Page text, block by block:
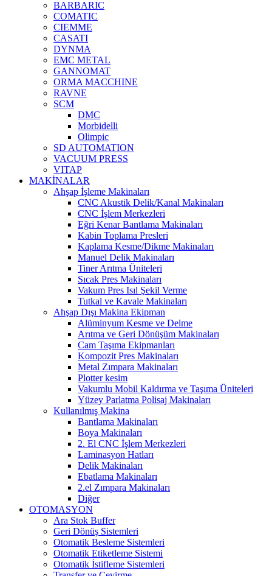
BARBARIC
COMATIC
CIEMME
CASATI
DYNMA
EMC METAL
GANNOMAT
ORMA MACCHINE
RAVNE
SCM
DMC
Morbidelli
Olimpic
SD AUTOMATION
VACUUM PRESS
VITAP
MAKİNALAR
Ahşap İşleme Makinaları
CNC Akustik Delik/Kanal Makinaları
CNC İşlem Merkezleri
Eğri Kenar Bantlama Makinaları
Kabin Toplama Presleri
Kaplama Kesme/Dikme Makinaları
Manuel Delik Makinaları
Tiner Arıtma Üniteleri
Sıcak Pres Makinaları
Vakum Pres Isıl Şekil Verme
Tutkal ve Kavale Makinaları
Ahşap Dışı Makina Ekipman
Alüminyum Kesme ve Delme
Arıtma ve Geri Dönüşüm Makinaları
Cam Taşıma Ekipmanları
Kompozit Pres Makinaları
Metal Zımpara Makinaları
Plotter kesim
Vakumlu Mobil Kaldırma ve Taşıma Üniteleri
Yüzey Parlatma Polisaj Makinaları
Kullanılmış Makina
Bantlama Makinaları
Boya Makinaları
2. El CNC İşlem Merkezleri
Laminasyon Hatları
Delik Makinaları
Ebatlama Makinaları
2.el Zımpara Makinaları
Diğer
OTOMASYON
Ara Stok Buffer
Geri Dönüş Sistemleri
Otomatik Besleme Sistemleri
Otomatik Etiketleme Sistemi
Otomatik İstifleme Sistemleri